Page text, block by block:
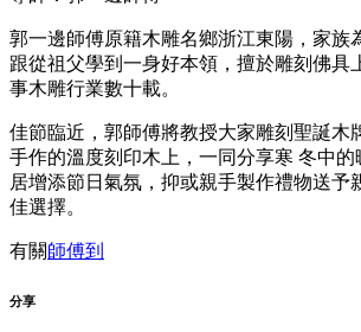
郭一邊師傅原籍木雕名鄉浙江東陽，家族
跟從祖父學到一身好本領，擅於雕刻佛具
事木雕行業數十載。
佳節臨近，郭師傅將教授大家雕刻聖誕木
手作的溫度刻印木上，一同分享寒 冬中
居增添節日氣氛，抑或親手製作禮物送予
佳選擇。
有關師傅到
分享